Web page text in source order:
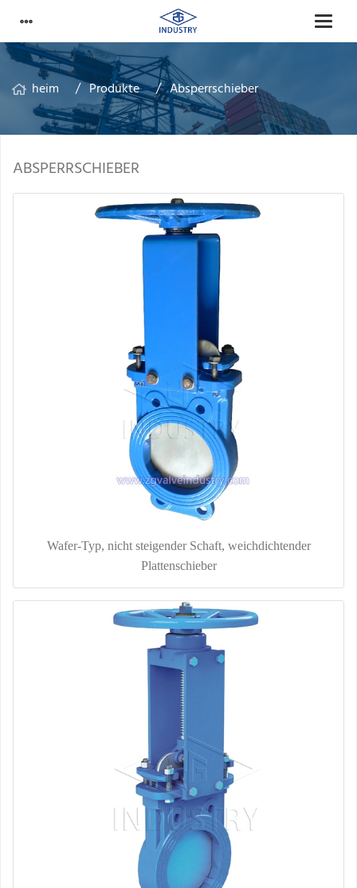
heim Produkte Absperrschieber
ABSPERRSCHIEBER
Wafer-Typ, nicht steigender Schaft, weichdichtender
Plattenschieber